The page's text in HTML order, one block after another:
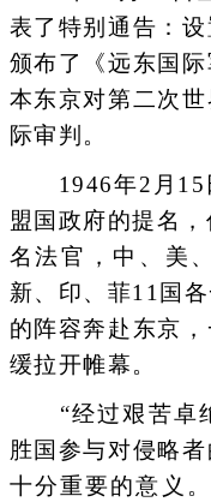
表了特别通告：
颁布了《远东国
本东京对第二次
际审判。
1946年2月15
盟国政府的提名
名法官，中、美
新、印、菲11国
的阵容奔赴东京
缓拉开帷幕。
“经过艰苦卓绝
胜国参与对侵略
十分重要的意义